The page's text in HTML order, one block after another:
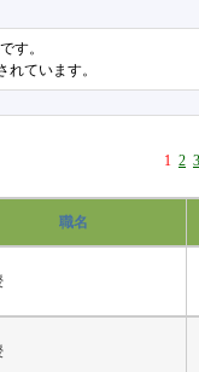
す。
れています。
1 2 3
職名